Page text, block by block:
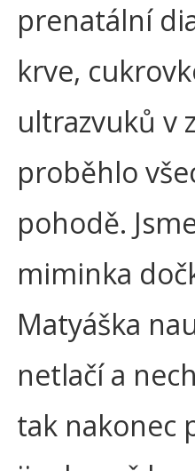
prenatální
krve,
ultrazvuků v
proběhlo
pohodě.
miminka
Matyáška
netlačí a
tak nakonec